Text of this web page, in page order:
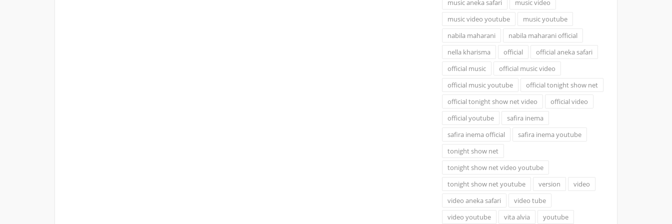
music aneka safari
music video
music video youtube
music youtube
nabila maharani
nabila maharani official
nella kharisma
official
official aneka safari
official music
official music video
official music youtube
official tonight show net
official tonight show net video
official video
official youtube
safira inema
safira inema official
safira inema youtube
tonight show net
tonight show net video youtube
tonight show net youtube
version
video
video aneka safari
video tube
video youtube
vita alvia youtube